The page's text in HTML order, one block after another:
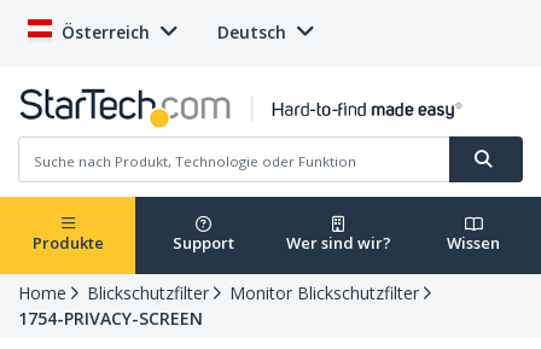
Österreich Deutsch
Produkte Support Wer sind wir? Wissen
Home Blickschutzfilter
Monitor Blickschutzfilter
1754-PRIVACY-SCREEN